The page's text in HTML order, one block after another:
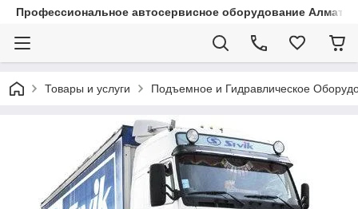
Профессиональное автосервисное оборудование Алматы
Товары и услуги Подъемное и Гидравлическое